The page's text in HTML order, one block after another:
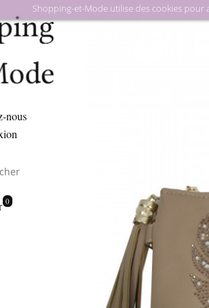
nous
0
Shopping-et-Mode utilise des cookies pour